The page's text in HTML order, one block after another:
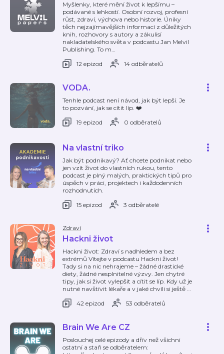
Myšlenky, které mění život k lepšímu –
podávané s lehkostí. Osobní rozvoj, profesní
růst, zdraví, výchova nebo historie. Úniky
těch nejzajímavějších informací z důležitých
knih, rozhovory s autory a zákulisí
nakladatelského světa v podcastu Jan Melvil
Publishing. To m…
12 epizod
14 odběratelů
VODA.
Tenhle podcast není návod, jak být lepší. Je
to pozvání, jak se cítit líp. ❤️
19 epizod
0 odběratelů
Na vlastní triko
Jak být podnikavý? Ať chcete podnikat nebo
jen vzít život do vlastních rukou, tento
podcast je plný malých, praktických tipů pro
úspěch v práci, projektech i každodenních
rozhodnutích.
15 epizod
3 odběratelé
Zdraví
Hackni život
Hackni život: Zdraví s nadhledem a bez
extrémů Vítejte v podcastu Hackni život!
Tady si na nic nehrajeme – žádné drastické
diety, žádné nesplnitelné výzvy. Jen chytré
tipy, jak si život vylepšit a cítit se líp. Kdy už je
nutné navštívit lékaře a v jaké chvíli si ještě …
42 epizod
53 odběratelů
Brain We Are CZ
Poslouchej celé epizody a dřív než všichni
ostatní a staň se odběratelem: